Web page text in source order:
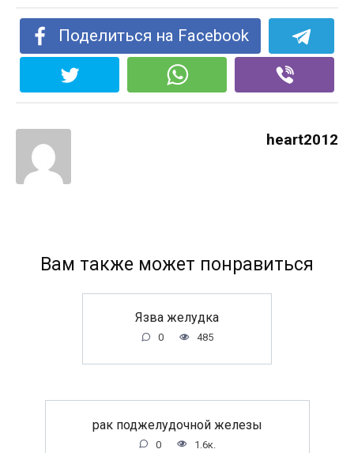
Поделиться на Facebook
heart2012
Вам также может понравиться
Язва желудка
0 485
рак поджелудочной железы
0 1.6к.